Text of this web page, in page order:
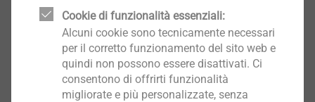
Product data sheet.pdf 162 KB
Nota: il trattamento EJOSEAL offre una maggior
resistenza alla corrosione
Cookie di funzionalità essenziali:
Alcuni cookie sono tecnicamente necessari
per il corretto funzionamento del sito web e
quindi non possono essere disattivati. Ci
consentono di offrirti funzionalità
migliorate e più personalizzate, senza